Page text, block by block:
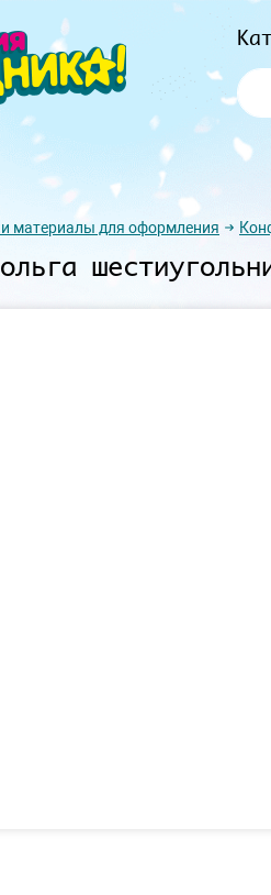
материалы для оформления